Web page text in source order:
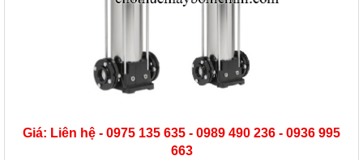
- 0989 490 236 - 0936 995